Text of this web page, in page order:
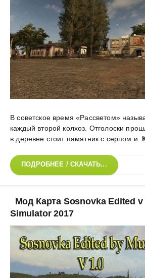
В советское время «Рассветом»
каждый второй колхоз. Отголоски
в деревне стоит памятник с серпом и.
ПОДРОБНЕЕ / СКАЧАТЬ...
Мод Карта Sosnovka Edited
Simulator 2017